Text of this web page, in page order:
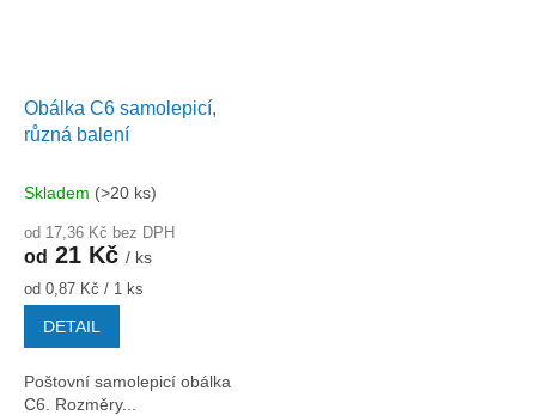
Obálka C6 samolepicí,
různá balení
Skladem (>20 ks)
od 17,36 Kč bez DPH
od 21 Kč / ks
Měrná
cena:
od 0,87 Kč / 1 ks
DETAIL
Poštovní samolepicí obálka
C6. Rozměry...